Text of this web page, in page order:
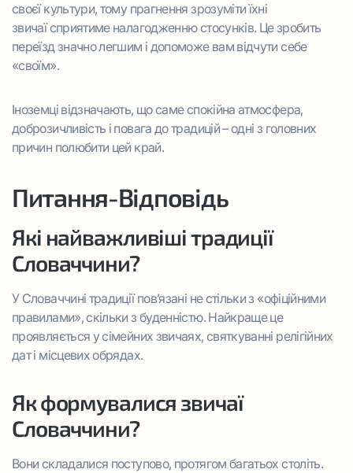
своєї культури, тому прагнення зрозуміти їхні
звичаї сприятиме налагодженню стосунків. Це зробить
переїзд значно легшим і допоможе вам відчути себе
«своїм».
Іноземці відзначають, що саме спокійна атмосфера,
доброзичливість і повага до традицій – одні з головних
причин полюбити цей край.
Питання-Відповідь
Які найважливіші традиції
Словаччини?
У Словаччині традиції пов’язані не стільки з «офіційними
правилами», скільки з буденністю. Найкраще це
проявляється у сімейних звичаях, святкуванні релігійних
дат і місцевих обрядах.
Як формувалися звичаї
Словаччини?
Вони складалися поступово, протягом багатьох століть.